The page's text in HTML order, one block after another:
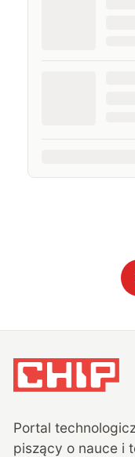
Portal
piszący o nauce i